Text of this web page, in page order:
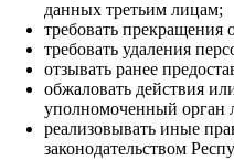
данных третьим лицам;
требовать прекращения
требовать удаления
отзывать ранее
обжаловать действия
уполномоченный орган
реализовывать иные
законодательством